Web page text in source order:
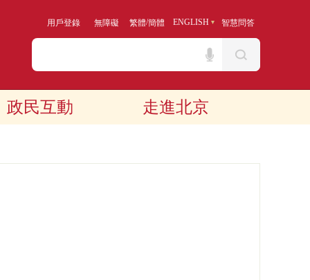
用戶登錄 無障礙 繁體/簡體 ENGLISH 智慧問答
政民互動 走進北京